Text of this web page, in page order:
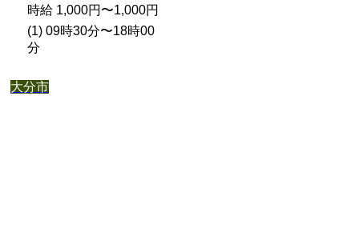
時給 1,000円〜1,000円
(1) 09時30分〜18時00
分
大分市